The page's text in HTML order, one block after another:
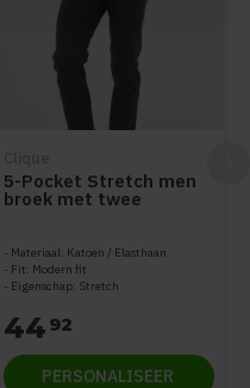
is
5-Pocket Stretch men
broek met twee
Materiaal: Katoen / Elasthaan
Fit: Modern fit
Eigenschap: Stretch
44 92
PERSONALISEER